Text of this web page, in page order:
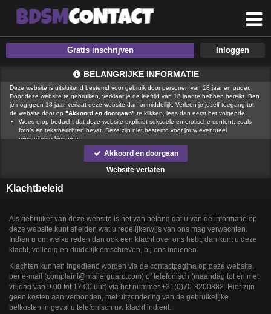
Gratis inschrijven
BELANGRIJKE INFORMATIE
Deze website is uitsluitend bestemd voor gebruik door personen van 18 jaar en ouder.
Door deze website te gebruiken, verklaar je de leeftijd van 18 jaar te hebben bereikt. Ben
je nog geen 18 jaar, verlaat deze website dan onmiddellijk. Verleen je jezelf toegang tot
de website door op "Akkoord en doorgaan" te klikken, lees dan eerst het volgende:
Wees erop bedacht dat deze website expliciet seksuele en erotische content, zoals
foto’s en tekstberichten bevat. Deze zijn niet bestemd voor jouw eventueel
minderjarige kinderen.
gebruikt functionele, analytische cookies, social media cookies en
vergelijkbare technieken, zoals Google Webmaster Tools, Google Analytics, Alexa
Certify, Yandex, Hotjar, Histats en Statcounter die automatisch gegevens kunnen
verzamelen wanneer je de website bezoekt. De gegevens verkregen uit de cookies,
teneinde het voor
achternaam, e-mailadres, huis- of werkadres, telefoonnummer of andere naar jou
herleidbare gegevens op deze website.
Zet iemand jou onder druk op deze website, bijvoorbeeld om persoonlijke of financiële
gegevens te verstrekken? Stop dan meteen met het communiceren met deze persoon.
Let er ook op dat mensen in staat zijn op een listige manier dergelijke gegevens van je
Voorkom dat jouw minderjarige kinderen met erotische of anderszins voor minderjarigen
ongeschikte online content in aanraking komen. Daarvoor enkele tips:
Installeer programma’s voor ouderlijk toezicht op jouw apparaat. Voorbeelden van
programma’s voor ouderlijk toezicht zijnNetnanny ,Connectsafely,Kasperskyen
Norton . Deze programma’s werken zodanig dat toegang tot specifieke websites en
online inhoud worden geblokkeerd. Vaak blokkeren deze programma’s standaard al
Akkoord en doorgaan
Website verlaten
Klachtbeleid
Als gebruiker van deze website is het van belang dat u van de informatie op
deze website kunt afleiden wat u redelijkerwijs van ons mag verwachten.
Indien u om welke reden dan ook een klacht over ons hebt, dan kunt u deze
klacht, volledig en duidelijk omschreven, bij ons indienen.
Klachten kunnen ingediend worden via de contactpagina op deze website,
per e-mail (moc.draugreliam@tnialpmoc) of telefonisch (maandag tot en met
vrijdag van 9.00 tot 17.00 uur) via het nummer +31(0)70-8200882. Hier zijn
geen kosten aan verbonden, met uitzondering van de gebruikelijke
belkosten in geval u telefonisch uw klacht indient.